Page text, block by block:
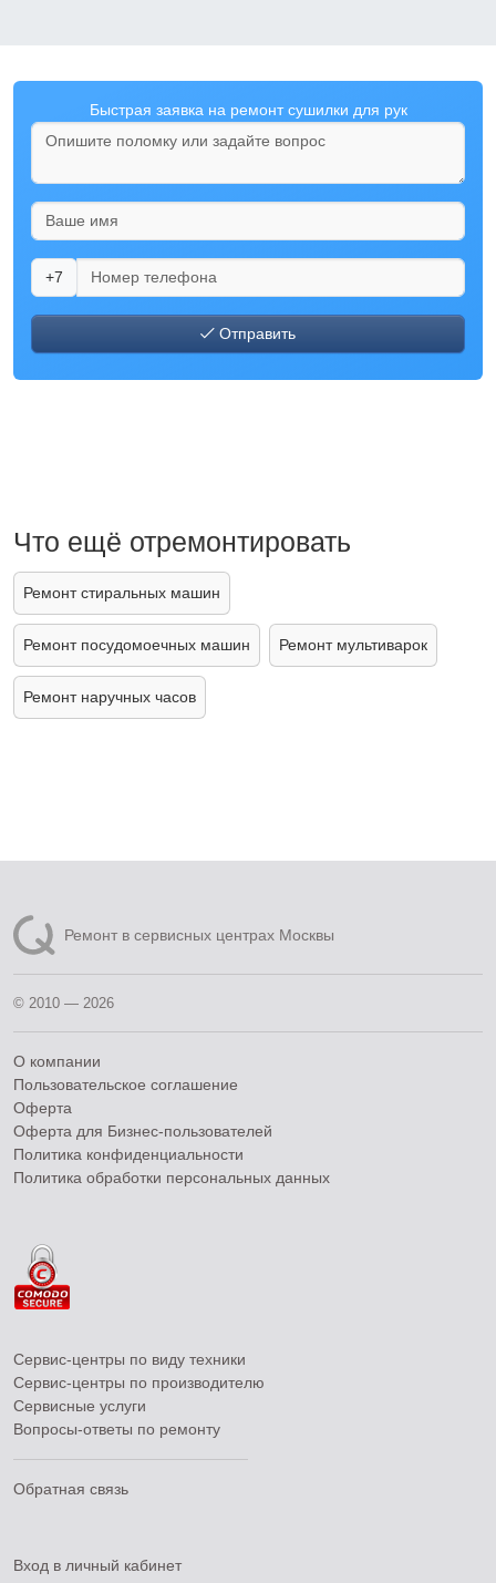
Быстрая заявка на ремонт сушилки для рук
+7
Отправить
Что ещё отремонтировать
Ремонт стиральных машин
Ремонт посудомоечных машин Ремонт мультиварок
Ремонт наручных часов
Ремонт в сервисных центрах Москвы
© 2010 — 2026
О компании
Пользовательское соглашение
Оферта
Оферта для Бизнес-пользователей
Политика конфиденциальности
Политика обработки персональных данных
Сервис-центры по виду техники
Сервис-центры по производителю
Сервисные услуги
Вопросы-ответы по ремонту
Обратная связь
Вход в личный кабинет